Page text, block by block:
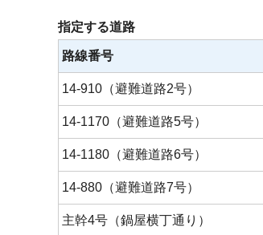
指定する道路
路線番号
14-910（避難道路2号）
14-1170（避難道路5号）
14-1180（避難道路6号）
14-880（避難道路7号）
主幹4号（鍋屋横丁通り）